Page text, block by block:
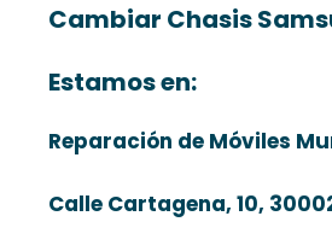
Cambiar Chasis
Estamos en:
Reparación de Móviles
Calle Cartagena, 10,